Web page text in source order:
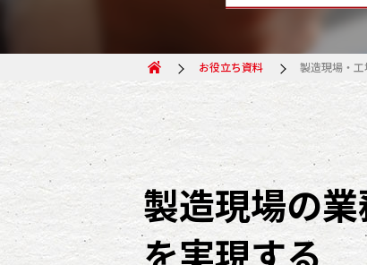
お役立ち資料 製造現場・
製造現場の
を実現する